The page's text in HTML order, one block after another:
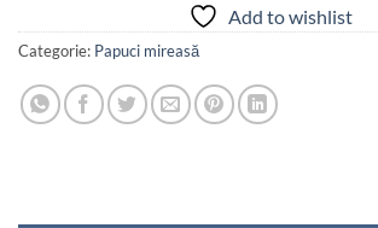
Add to wishlist
Categorie: Papuci mireasă